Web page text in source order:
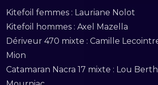
Kitefoil femmes : Lauriane Nolot
Kitefoil hommes : Axel Mazella
Dériveur 470 mixte : Camille
Mion
Catamaran Nacra 17 mixte : Lou